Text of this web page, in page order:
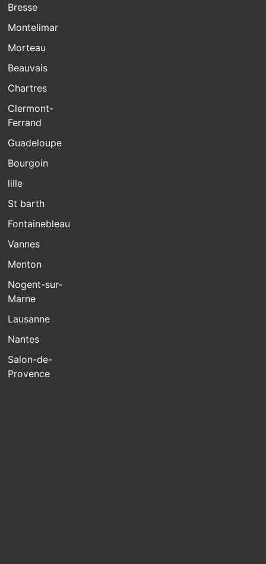
Bresse
Montelimar
Morteau
Beauvais
Chartres
Clermont-
Ferrand
Guadeloupe
Bourgoin
lille
St barth
Fontainebleau
Vannes
Menton
Nogent-sur-
Marne
Lausanne
Nantes
Salon-de-
Provence